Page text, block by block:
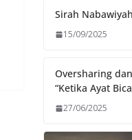
Sirah Nabawiyah
15/09/2025
Oversharing
“Ketika Ayat
27/06/2025